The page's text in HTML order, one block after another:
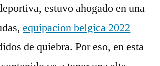
estuvo ahogado en una
equipacion belgica 2022
de quiebra. Por eso, en esta